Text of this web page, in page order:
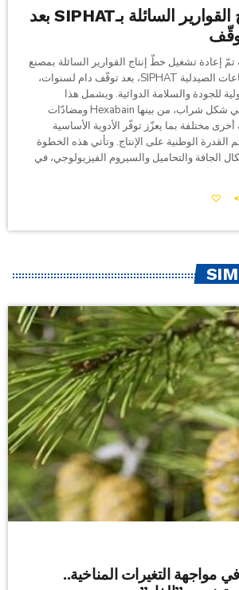
عودة خطّ إنتاج القوارير السائلة بـSIPHAT بعد
تمّ إعادة تشغيل خطّ إنتاج القوارير السائلة بمصنع
الشركة التونسية للصناعات الصيدلية SIPHAT، بعد توقّف دام لسنوات،
للجودة والسلامة الدوائية. ويشمل هذا
الاستئناف إنتاج أدوية في شكل شراب، من بينها Hexabain ومضادّات
مختلفة بما يعزّز توفّر الأدوية الأساسية
القدرة الوطنية على الإنتاج. وتأتي هذه الخطوة
الجافة والتحاميل والسيروم الفيزيولوجي، في
مواجهة التغيرات المناخية..